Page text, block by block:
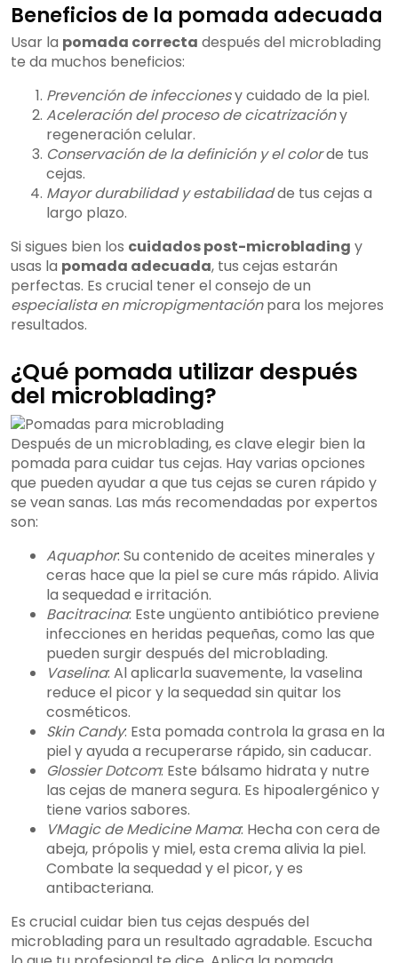
Beneficios de la pomada adecuada
Usar la pomada correcta después del microblading
te da muchos beneficios:
Prevención de infeccionesy cuidado de la piel.
Aceleración del proceso de cicatrizacióny
regeneración celular.
Conservación de la definición y el colorde tus
cejas.
Mayor durabilidad y estabilidadde tus cejas a
largo plazo.
Si sigues bien los cuidados post-microblading y
usas la pomada adecuada, tus cejas estarán
perfectas. Es crucial tener el consejo de un
especialista en micropigmentaciónpara los mejores
resultados.
¿Qué pomada utilizar después
del microblading?
Después de un microblading, es clave elegir bien la
pomada para cuidar tus cejas. Hay varias opciones
que pueden ayudar a que tus cejas se curen rápido y
se vean sanas. Las más recomendadas por expertos
son:
Aquaphor: Su contenido de aceites minerales y
ceras hace que la piel se cure más rápido. Alivia
la sequedad e irritación.
Bacitracina: Este ungüento antibiótico previene
infecciones en heridas pequeñas, como las que
pueden surgir después del microblading.
Vaselina: Al aplicarla suavemente, la vaselina
reduce el picor y la sequedad sin quitar los
cosméticos.
Skin Candy: Esta pomada controla la grasa en la
piel y ayuda a recuperarse rápido, sin caducar.
Glossier Dotcom: Este bálsamo hidrata y nutre
las cejas de manera segura. Es hipoalergénico y
tiene varios sabores.
VMagic de Medicine Mama: Hecha con cera de
abeja, própolis y miel, esta crema alivia la piel.
Combate la sequedad y el picor, y es
antibacteriana.
Es crucial cuidar bien tus cejas después del
microblading para un resultado agradable. Escucha